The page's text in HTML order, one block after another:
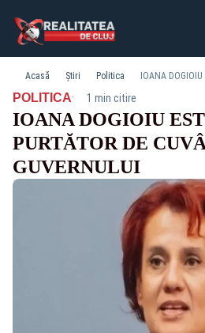
Acasă Știri Politica
POLITICA· 1 min citire
IOANA DOGIOIU
PURTĂTOR DE
GUVERNULUI